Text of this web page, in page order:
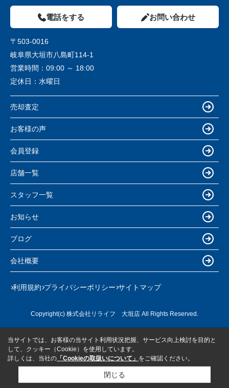
電話をする お問い合わせ
〒503-0016
岐阜県大垣市八島町114-1
営業時間： 09:00 ～ 18:00
定休日： 水曜日
売却査定
お客様の声
会員登録
店舗一覧
スタッフ一覧
お知らせ
ブログ
会社概要
利用規約 プライバシーポリシー サイトマップ
Copyright(c) 株式会社リライフ 大垣店 All Rights Reserved.
当サイトでは、お客様の当サイト利用状況把握、サービス向上検討を目的と
して、クッキー（Cookie）を使用しています。
詳しくは、当社の 「Cookieの取扱いについて」 をご確認ください。
閉じる